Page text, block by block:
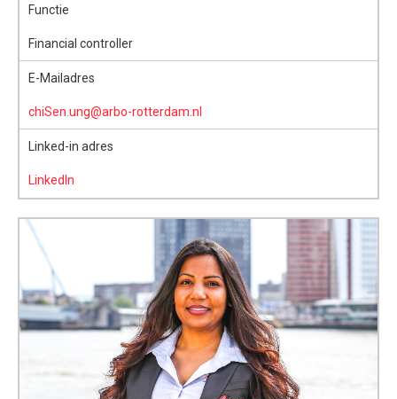
Functie
Financial controller
E-Mailadres
chiSen.ung@arbo-rotterdam.nl
Linked-in adres
LinkedIn